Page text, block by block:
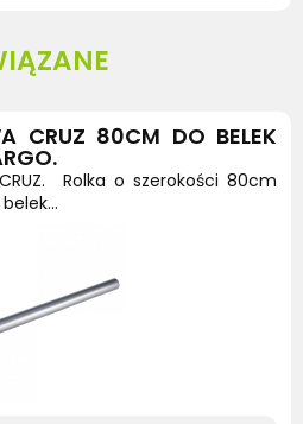
CRUZ 80CM DO BELEK
Rolka o szerokości 80cm